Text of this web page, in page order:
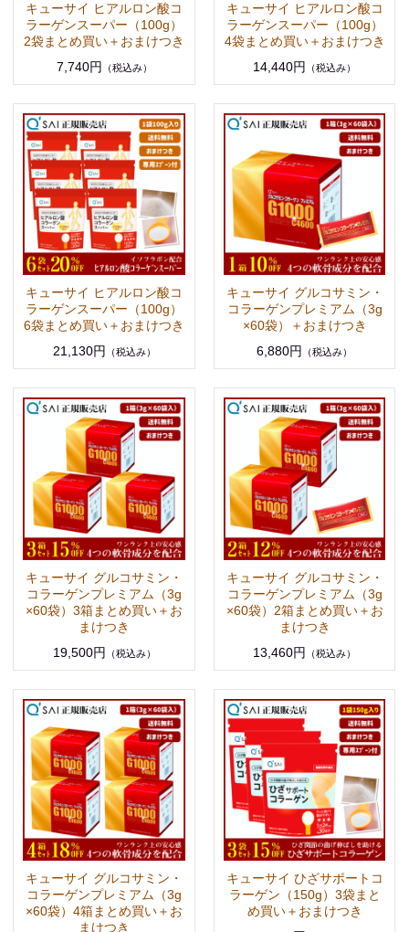
キューサイ ヒアルロン酸コ
ラーゲンスーパー（100g）
2袋まとめ買い＋おまけつき
7,740円
（税込み）
キューサイ ヒアルロン酸コ
ラーゲンスーパー（100g）
4袋まとめ買い＋おまけつき
14,440円
（税込み）
キューサイ ヒアルロン酸コ
ラーゲンスーパー（100g）
6袋まとめ買い＋おまけつき
21,130円
（税込み）
キューサイ グルコサミン・
コラーゲンプレミアム（3g
×60袋）＋おまけつき
6,880円
（税込み）
キューサイ グルコサミン・
コラーゲンプレミアム（3g
×60袋）3箱まとめ買い＋お
まけつき
19,500円
（税込み）
キューサイ グルコサミン・
コラーゲンプレミアム（3g
×60袋）2箱まとめ買い＋お
まけつき
13,460円
（税込み）
キューサイ グルコサミン・
コラーゲンプレミアム（3g
×60袋）4箱まとめ買い＋お
まけつき
キューサイ ひざサポートコ
ラーゲン（150g）3袋まと
め買い＋おまけつき